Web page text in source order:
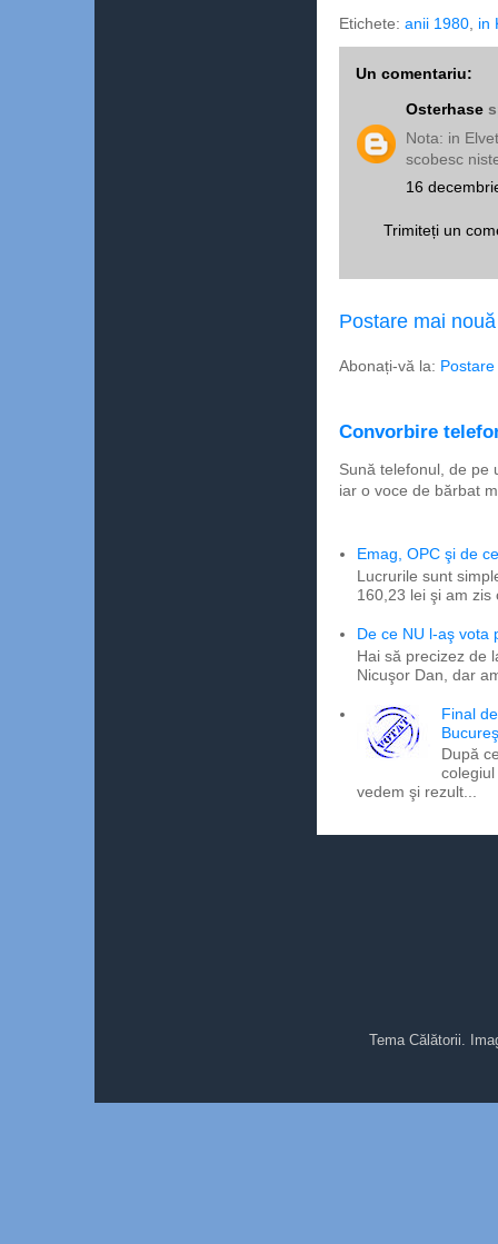
Etichete: anii 1980 in
Un comentariu:
Osterhase
Nota: in
scobesc
16
Trimiteți un
Postare mai nouă
Abonați-vă la:
Convorbire
Sună telefonul, de pe
iar o voce de bărbat
Emag, OPC şi de
Lucrurile sunt
160,23 lei şi am
De ce NU l-aş vota
Hai să precizez de
Nicuşor Dan, dar
Final
După
vedem şi rezult...
Tema Călătorii.